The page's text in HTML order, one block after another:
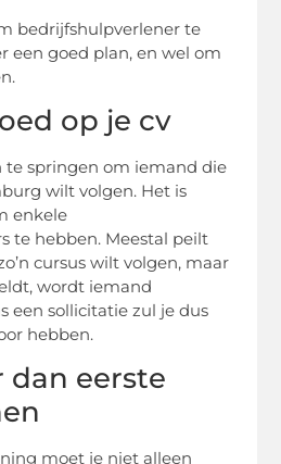
bedrijfshulpverlener te
een goed plan, en wel om
op je cv
te springen om iemand die
wilt volgen. Het is
enkele
te hebben. Meestal peilt
cursus wilt volgen, maar
wordt iemand
een sollicitatie zul je dus
hebben.
dan eerste
moet je niet alleen